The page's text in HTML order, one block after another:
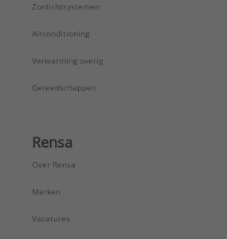
Zonlichtsystemen
Airconditioning
Verwarming overig
Gereedschappen
Rensa
Over Rensa
Merken
Vacatures